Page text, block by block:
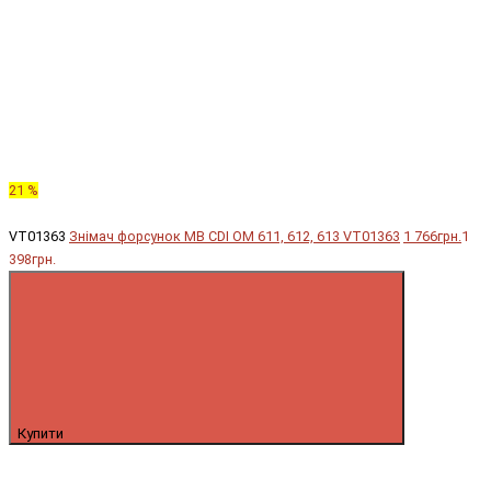
21 %
VT01363 Знімач форсунок MB CDI OM 611, 612, 613 VT01363 1 766грн.1
398грн.
Купити